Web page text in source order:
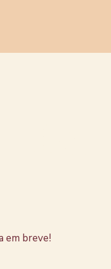
em breve!